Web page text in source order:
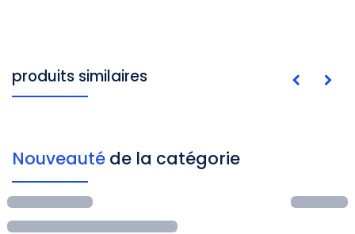
produits similaires
Nouveauté de la catégorie